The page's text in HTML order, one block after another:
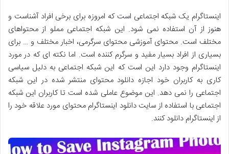
اینستاگرام یک شبکه اجتماعی است که امروزه برای برخی افراد آشناست و
هنوز از آن استفاده نمی شود. این شبکه اجتماعی مملو از محتواهای
مختلف است. محتوای آموزشی محتوای سرگرمی، اخبار مختلف و … برای
بسیاری از افراد بسیار مفید و سرگرم کننده است. اما نکته ای که در مورد
اینستاگرام وجود دارد این است که این شبکه اجتماعی به دلیل سیاسی
کاری به کاربران خود اجازه دانلود محتوای منتشر شده در این شبکه
اجتماعی را نمی دهد. این موضوع عاملی شده است تا کاربران این شبکه
اجتماعی با استفاده از سایت دانلود اینستاگرام محتوای مورد علاقه خود را
از اینستاگرام دانلود کنند.